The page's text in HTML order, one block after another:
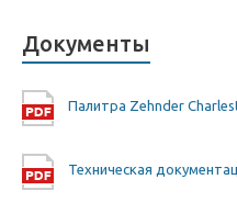
Документы
Палитра Zehnder
Техническая